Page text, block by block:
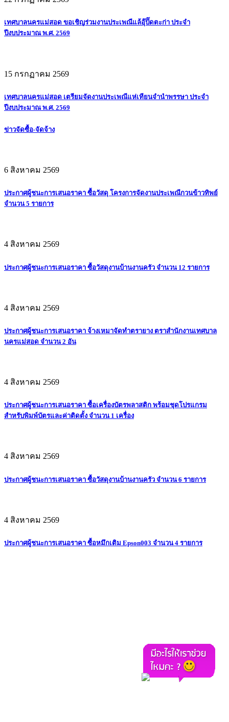
เทศบาลนครแม่สอด ขอเชิญร่วมงานประเพณีแล้อุ๊ปั๊ดตะก่า ประจำ
ปีงบประมาณ พ.ศ. 2569
15 กรกฏาคม 2569
เทศบาลนครแม่สอด เตรียมจัดงานประเพณีแห่เทียนจำนำพรรษา ประจำ
ปีงบประมาณ พ.ศ. 2569
ข่าวจัดซื้อ-จัดจ้าง
6 สิงหาคม 2569
ประกาศผู้ชนะการเสนอราคา ซื้อวัสดุ โครงการจัดงานประเพณีกวนข้าวทิพย์
จำนวน 5 รายการ
4 สิงหาคม 2569
ประกาศผู้ชนะการเสนอราคา ซื้อวัสดุงานบ้านงานครัว จำนวน 12 รายการ
4 สิงหาคม 2569
ประกาศผู้ชนะการเสนอราคา จ้างเหมาจัดทำตรายาง ตราสำนักงานเทศบาล
นครแม่สอด จำนวน 2 อัน
4 สิงหาคม 2569
ประกาศผู้ชนะการเสนอราคา ซื้อเครื่องบัตรพลาสติก พร้อมชุดโปรแกรม
สำหรับพิมพ์บัตรและค่าติดตั้ง จำนวน 1 เครื่อง
4 สิงหาคม 2569
ประกาศผู้ชนะการเสนอราคา ซื้อวัสดุงานบ้านงานครัว จำนวน 6 รายการ
4 สิงหาคม 2569
ประกาศผู้ชนะการเสนอราคา ซื้อหมึกเติม Epson003 จำนวน 4 รายการ